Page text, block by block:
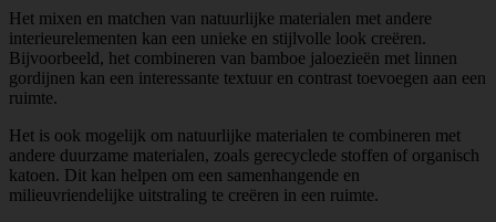
Het mixen en matchen van natuurlijke materialen met andere
interieurelementen kan een unieke en stijlvolle look creëren.
Bijvoorbeeld, het combineren van bamboe jaloezieën met linnen
gordijnen kan een interessante textuur en contrast toevoegen aan een
ruimte.
Het is ook mogelijk om natuurlijke materialen te combineren met
andere duurzame materialen, zoals gerecyclede stoffen of organisch
katoen. Dit kan helpen om een samenhangende en
milieuvriendelijke uitstraling te creëren in een ruimte.